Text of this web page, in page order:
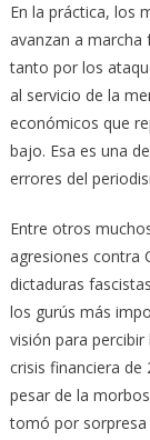
En la práctica, los
avanzan a
tanto por los
al servicio de la
económicos que
bajo. Esa es una
errores del
Entre otros
agresiones contra
dictaduras
los gurús más
visión para
crisis financiera de
pesar de la
tomó por sorpresa